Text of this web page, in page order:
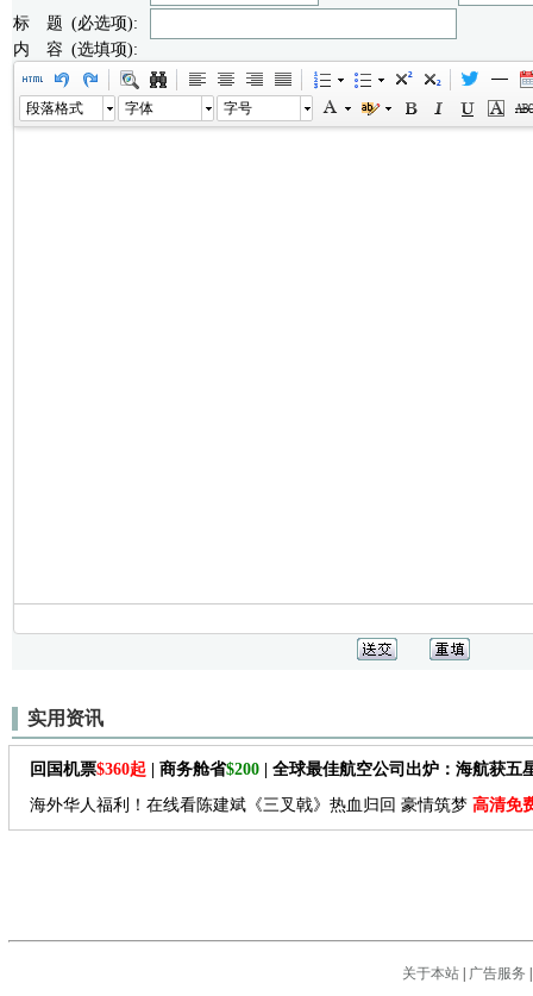
标 题 (必选项):
内 容 (选填项):
段落格式 字体 字号
实用资讯
回国机票$360起 | 商务舱省$200 | 全球最佳航空公司出炉：海航获五
海外华人福利！在线看陈建斌《三叉戟》热血归回 豪情筑梦 高清免
关于本站| 广告服务